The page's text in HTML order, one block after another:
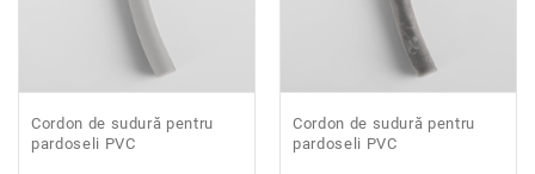
Cordon de sudură pentru
pardoseli PVC
Cordon de sudură pentru
pardoseli PVC